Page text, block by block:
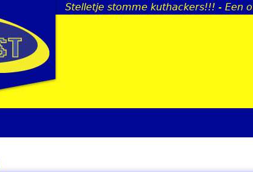
Jump to
Stelletje stomme kuthackers!!! - Een